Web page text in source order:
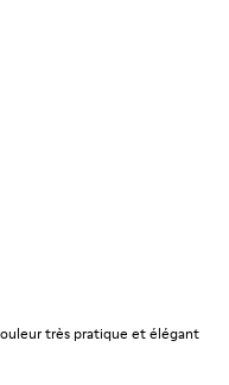
très pratique et élégant